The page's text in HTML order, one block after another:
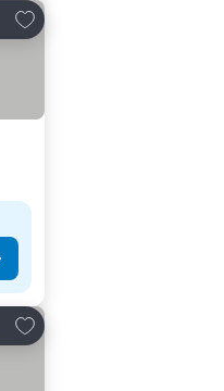
Agregar a favoritos
Agregar a favoritos